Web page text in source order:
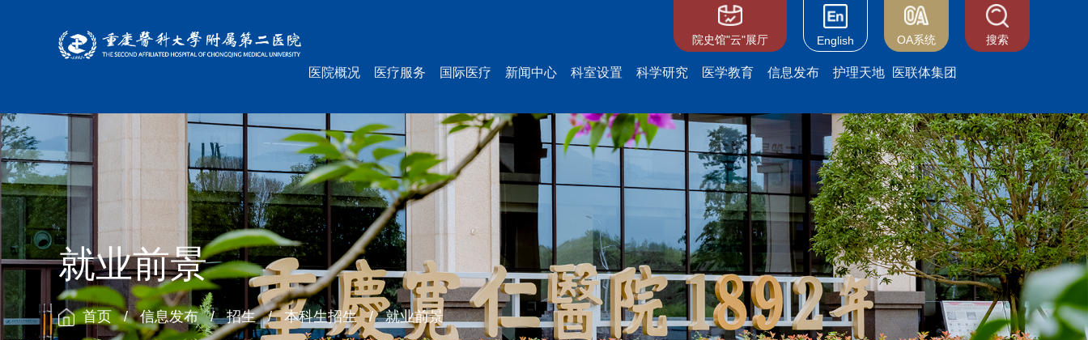
搜索
OA系统
English
院史馆"云"展厅
医院概况 医疗服务 国际医疗 新闻中心 科室设置 科学研究 医学教育 信息发布 护理天地 医联体集团
就业前景
首页 / 信息发布 / 招生 / 本科生招生 / 就业前景